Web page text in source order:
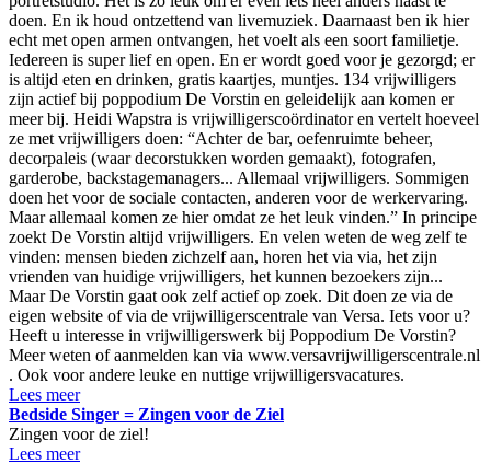
doen. En ik houd ontzettend van livemuziek. Daarnaast ben ik hier
echt met open armen ontvangen, het voelt als een soort familietje.
Iedereen is super lief en open. En er wordt goed voor je gezorgd; er
is altijd eten en drinken, gratis kaartjes, muntjes. 134 vrijwilligers
zijn actief bij poppodium De Vorstin en geleidelijk aan komen er
meer bij. Heidi Wapstra is vrijwilligerscoördinator en vertelt hoeveel
ze met vrijwilligers doen: “Achter de bar, oefenruimte beheer,
decorpaleis (waar decorstukken worden gemaakt), fotografen,
garderobe, backstagemanagers... Allemaal vrijwilligers. Sommigen
doen het voor de sociale contacten, anderen voor de werkervaring.
Maar allemaal komen ze hier omdat ze het leuk vinden.” In principe
zoekt De Vorstin altijd vrijwilligers. En velen weten de weg zelf te
vinden: mensen bieden zichzelf aan, horen het via via, het zijn
vrienden van huidige vrijwilligers, het kunnen bezoekers zijn...
Maar De Vorstin gaat ook zelf actief op zoek. Dit doen ze via de
eigen website of via de vrijwilligerscentrale van Versa. Iets voor u?
Heeft u interesse in vrijwilligerswerk bij Poppodium De Vorstin?
Meer weten of aanmelden kan via www.versavrijwilligerscentrale.nl
. Ook voor andere leuke en nuttige vrijwilligersvacatures.
Lees meer
Bedside Singer = Zingen voor de Ziel
Zingen voor de ziel!
Lees meer